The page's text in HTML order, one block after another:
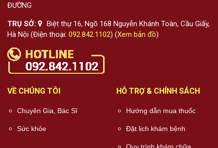
ĐƯỜNG
TRỤ SỞ:
Biệt thự 16, Ngõ 168 Nguyễn Khánh Toàn, Cầu Giấy,
Hà Nội (Điện thoại: 092.842.1102) (Xem bản đồ)
VỀ CHÚNG TÔI
Chuyên Gia, Bác Sĩ
Sức khỏe
HỖ TRỢ & CHÍNH SÁCH
Hướng dẫn mua thuốc
Đặt lịch khám bệnh